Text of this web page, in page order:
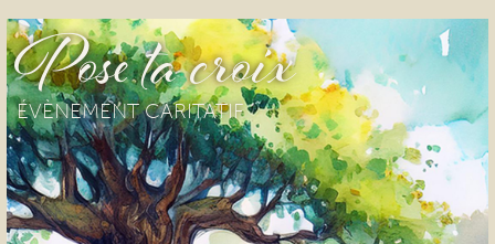
Pose ta croix
ÉVÈNEMENT CARITATIF